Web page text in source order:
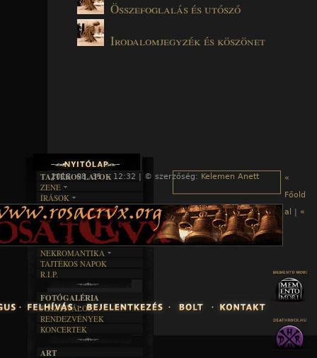
2013. 08. 31. - 12:32 | © szerzőség: Kelemen Anett
«
Főold
al
| «
Összefoglalás és utószó
Irodalomjegyzék és köszönet
TAJTÉKOS LAPOK
ZENE
EGYÜTTESEK
INTERJÚK
FORDÍTÁSOK
DALSZÖVEGEK
ÍRÁSOK
IRODALOM
FILM
MŰVÉSZET
ÍRÁSTÖRTÉNET
BOSZORKÁNYKONYHA
FEKETE HUMOR
KÉPES
SZÖVEGES
RENDEZVÉNYEK
NEKROMANTIKA
AKTUÁLIS
A MÚLT
TAJTÉKOS NAPOK
R.I.P.
FOTÓGALÉRIA
FESZTIVÁLOK
RENDEZVÉNYEK
KONCERTEK
ART